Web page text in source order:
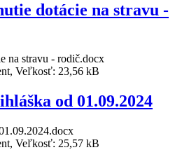
dotácie na stravu -
na stravu - rodič.docx
Veľkosť: 23,56 kB
od 01.09.2024
Veľkosť: 25,57 kB